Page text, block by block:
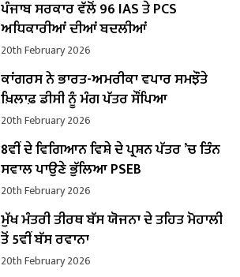
ਪੰਜਾਬ ਸਰਕਾਰ ਵੱਲੋਂ 96 IAS ਤੇ PCS
ਅਧਿਕਾਰੀਆਂ ਦੀਆਂ ਬਦਲੀਆਂ
20th February 2026
ਕਾਂਗਰਸ ਨੇ ਭਾਰਤ-ਅਮਰੀਕਾ ਵਪਾਰ ਸਮਝੌਤੇ
ਖ਼ਿਲਾਫ਼ ਡੀਸੀ ਨੂੰ ਮੰਗ ਪੱਤਰ ਸੌਂਪਿਆ
20th February 2026
8ਵੀਂ ਦੇ ਵਿਗਿਆਨ ਵਿਸ਼ੇ ਦੇ ਪ੍ਰਸ਼ਨ ਪੱਤਰ ’ਚ ਤਿੰਨ
ਸਵਾਲ ਪਾਉਣੇ ਭੁੱਲਿਆ PSEB
20th February 2026
ਮੁੱਖ ਮੰਤਰੀ ਤੀਰਥ ਬੱਸ ਯੋਜਨਾ ਦੇ ਤਹਿਤ ਮੋਹਾਲੀ
ਤੋਂ 5ਵੀਂ ਬੱਸ ਰਵਾਨਾ
20th February 2026